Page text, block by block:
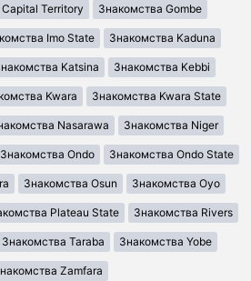
Territory Знакомства Gombe
Imo State Знакомства Kaduna
Katsina Знакомства Kebbi
Kwara Знакомства Kwara State
Nasarawa Знакомства Niger
Знакомства Ondo Знакомства Ondo State
Знакомства Osun Знакомства Oyo
Plateau State Знакомства Rivers
Знакомства Taraba Знакомства Yobe
Zamfara